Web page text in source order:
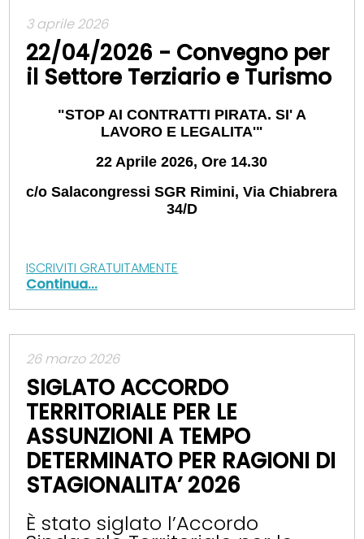
3 aprile 2026
22/04/2026 - Convegno per
il Settore Terziario e Turismo
"STOP AI CONTRATTI PIRATA. SI' A
LAVORO E LEGALITA'"
22 Aprile 2026, Ore 14.30
c/o Salacongressi SGR Rimini, Via Chiabrera
34/D
ISCRIVITI GRATUITAMENTE
Continua...
26 marzo 2026
SIGLATO ACCORDO
TERRITORIALE PER LE
ASSUNZIONI A TEMPO
DETERMINATO PER RAGIONI DI
STAGIONALITA’ 2026
È stato siglato l’Accordo